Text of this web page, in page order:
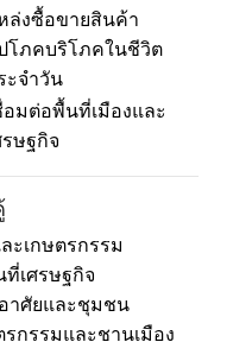
ล่งซื้อขายสินค้า
โภคบริโภคในชีวิต
ะจำวัน
อมต่อพื้นที่เมืองและ
รษฐกิจ
เกษตรกรรม
ที่เศรษฐกิจ
าศัยและชุมชน
กรรมและชานเมือง